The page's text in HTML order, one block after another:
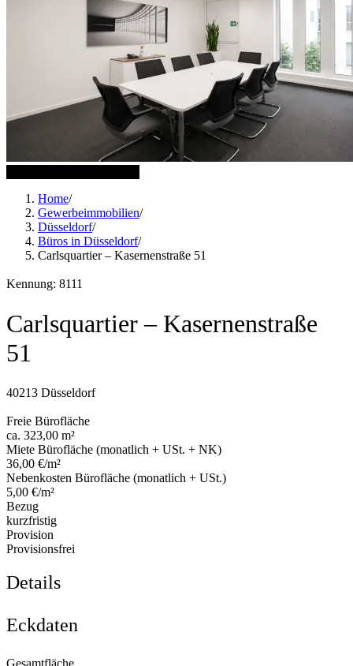
Home/
Gewerbeimmobilien/
Düsseldorf/
Büros in Düsseldorf/
Carlsquartier – Kasernenstraße 51
Kennung: 8111
Carlsquartier – Kasernenstraße
51
40213 Düsseldorf
Freie Bürofläche
ca. 323,00 m²
Miete Bürofläche (monatlich + USt. + NK)
36,00 €/m²
Nebenkosten Bürofläche (monatlich + USt.)
5,00 €/m²
Bezug
kurzfristig
Provision
Provisionsfrei
Details
Eckdaten